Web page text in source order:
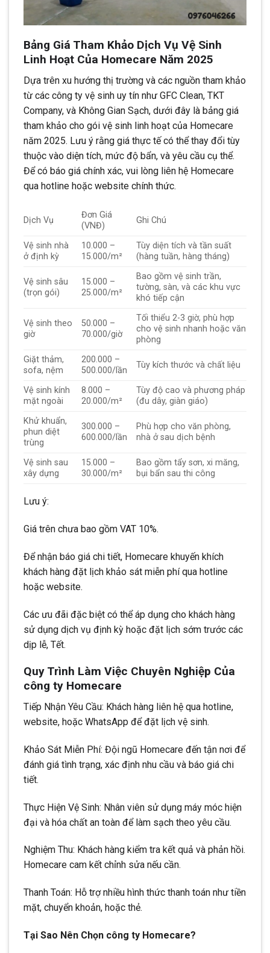
Bảng Giá Tham Khảo Dịch Vụ Vệ Sinh
Linh Hoạt Của Homecare Năm 2025
Dựa trên xu hướng thị trường và các nguồn tham khảo
từ các công ty vệ sinh uy tín như GFC Clean, TKT
Company, và Không Gian Sạch, dưới đây là bảng giá
tham khảo cho gói vệ sinh linh hoạt của Homecare
năm 2025. Lưu ý rằng giá thực tế có thể thay đổi tùy
thuộc vào diện tích, mức độ bẩn, và yêu cầu cụ thể.
Để có báo giá chính xác, vui lòng liên hệ Homecare
qua hotline hoặc website chính thức.
Dịch Vụ
Đơn Giá
(VNĐ)
Ghi Chú
Vệ sinh nhà
ở định kỳ
10.000 –
15.000/m²
Tùy diện tích và tần suất
(hàng tuần, hàng tháng)
Vệ sinh sâu
(trọn gói)
15.000 –
25.000/m²
Bao gồm vệ sinh trần,
tường, sàn, và các khu vực
khó tiếp cận
Vệ sinh theo
giờ
50.000 –
70.000/giờ
Tối thiểu 2-3 giờ, phù hợp
cho vệ sinh nhanh hoặc văn
phòng
Giặt thảm,
sofa, nệm
200.000 –
500.000/lần
Tùy kích thước và chất liệu
Vệ sinh kính
mặt ngoài
8.000 –
20.000/m²
Tùy độ cao và phương pháp
(đu dây, giàn giáo)
Khử khuẩn,
phun diệt
trùng
300.000 –
600.000/lần
Phù hợp cho văn phòng,
nhà ở sau dịch bệnh
Vệ sinh sau
xây dựng
15.000 –
30.000/m²
Bao gồm tẩy sơn, xi măng,
bụi bẩn sau thi công
Lưu ý:
Giá trên chưa bao gồm VAT 10%.
Để nhận báo giá chi tiết, Homecare khuyến khích
khách hàng đặt lịch khảo sát miễn phí qua hotline
hoặc website.
Các ưu đãi đặc biệt có thể áp dụng cho khách hàng
sử dụng dịch vụ định kỳ hoặc đặt lịch sớm trước các
dịp lễ, Tết.
Quy Trình Làm Việc Chuyên Nghiệp Của
công ty Homecare
Tiếp Nhận Yêu Cầu: Khách hàng liên hệ qua hotline,
website, hoặc WhatsApp để đặt lịch vệ sinh.
Khảo Sát Miễn Phí: Đội ngũ Homecare đến tận nơi để
đánh giá tình trạng, xác định nhu cầu và báo giá chi
tiết.
Thực Hiện Vệ Sinh: Nhân viên sử dụng máy móc hiện
đại và hóa chất an toàn để làm sạch theo yêu cầu.
Nghiệm Thu: Khách hàng kiểm tra kết quả và phản hồi.
Homecare cam kết chỉnh sửa nếu cần.
Thanh Toán: Hỗ trợ nhiều hình thức thanh toán như tiền
mặt, chuyển khoản, hoặc thẻ.
Tại Sao Nên Chọn công ty Homecare?